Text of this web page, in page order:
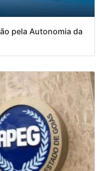
pela Autonomia da